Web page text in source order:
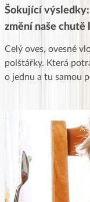
Šokující
změní naše chutě
Celý oves, ovesné
polštářky. Která
o jednu a tu samou